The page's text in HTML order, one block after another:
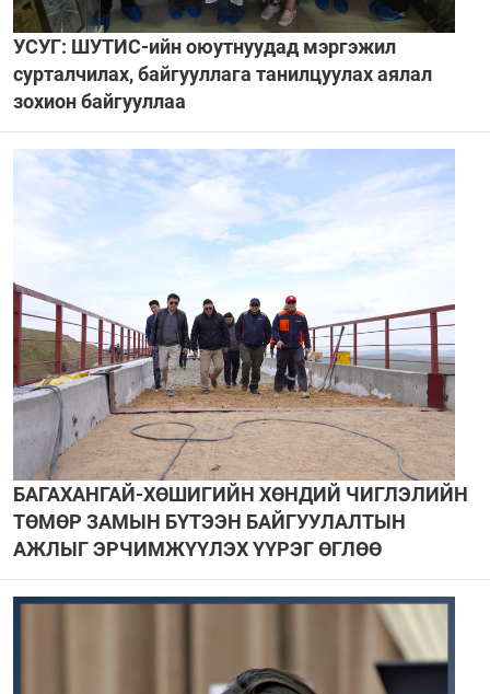
УСУГ: ШУТИС-ийн оюутнуудад мэргэжил
сурталчилах, байгууллага танилцуулах аялал
зохион байгууллаа
БАГАХАНГАЙ-ХӨШИГИЙН ХӨНДИЙ ЧИГЛЭЛИЙН
ТӨМӨР ЗАМЫН БҮТЭЭН БАЙГУУЛАЛТЫН
АЖЛЫГ ЭРЧИМЖҮҮЛЭХ ҮҮРЭГ ӨГЛӨӨ